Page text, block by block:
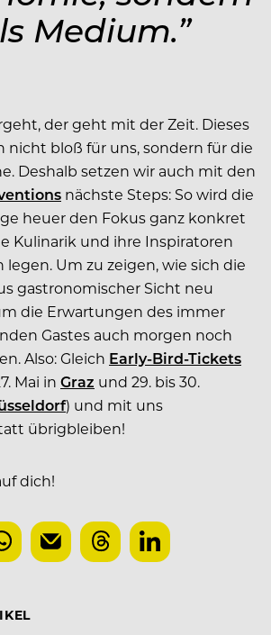
Medium.”
der geht mit der Zeit. Dieses
nicht bloß für uns, sondern für die
Deshalb setzen wir auch mit den
nächste Steps: So wird die
heuer den Fokus ganz konkret
Kulinarik und ihre Inspiratoren
Um zu zeigen, wie sich die
gastronomischer Sicht neu
die Erwartungen des immer
Gastes auch morgen noch
Also: Gleich Early-Bird-Tickets
Mai in Graz und 29. bis 30.
) und mit uns
übrigbleiben!
dich!